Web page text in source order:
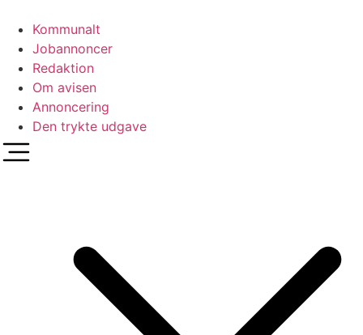
indhold
Kommunalt
Jobannoncer
Redaktion
Om avisen
Annoncering
Den trykte udgave